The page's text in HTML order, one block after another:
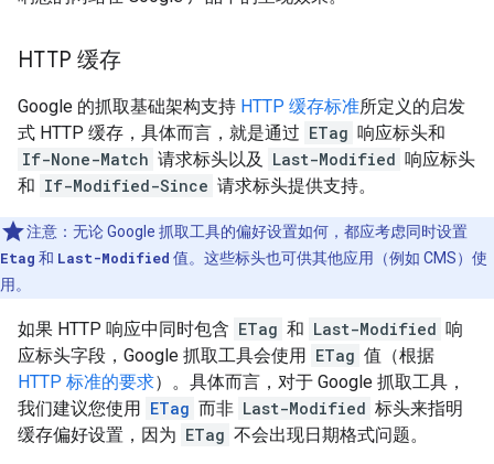
HTTP 缓存
Google 的抓取基础架构支持 HTTP 缓存标准所定义的启发
式 HTTP 缓存，具体而言，就是通过 ETag 响应标头和
If-None-Match 请求标头以及 Last-Modified 响应标头
和 If-Modified-Since 请求标头提供支持。
注意：无论 Google 抓取工具的偏好设置如何，都应考虑同时设置
Etag 和 Last-Modified 值。这些标头也可供其他应用（例如 CMS）使
用。
如果 HTTP 响应中同时包含 ETag 和 Last-Modified 响
应标头字段，Google 抓取工具会使用 ETag 值（根据
HTTP 标准的要求）。具体而言，对于 Google 抓取工具，
我们建议您使用 ETag 而非 Last-Modified 标头来指明
缓存偏好设置，因为 ETag 不会出现日期格式问题。